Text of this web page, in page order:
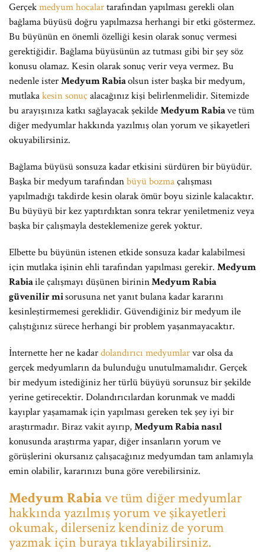
Gerçekmedyum hocalartarafından yapılması gerekli olan
bağlama büyüsü doğru yapılmazsa herhangi bir etki göstermez.
Bu büyünün en önemli özelliği kesin olarak sonuç vermesi
gerektiğidir. Bağlama büyüsünün az tutması gibi bir şey söz
konusu olamaz. Kesin olarak sonuç verir veya vermez. Bu
nedenle isterMedyum Rabiaolsun ister başka bir medyum,
mutlakakesin sonuçalacağınız kişi belirlenmelidir. Sitemizde
bu arayışınıza katkı sağlayacak şekildeMedyum Rabiave tüm
diğer medyumlar hakkında yazılmış olan yorum ve şikayetleri
okuyabilirsiniz.
Bağlama büyüsü sonsuza kadar etkisini sürdüren bir büyüdür.
Başka bir medyum tarafındanbüyü bozmaçalışması
yapılmadığı takdirde kesin olarak ömür boyu sizinle kalacaktır.
Bu büyüyü bir kez yaptırdıktan sonra tekrar yeniletmeniz veya
başka bir çalışmayla desteklemenize gerek yoktur.
Elbette bu büyünün istenen etkide sonsuza kadar kalabilmesi
için mutlaka işinin ehli tarafından yapılması gerekir. Medyum
Rabiaile çalışmayı düşünen birininMedyum Rabia
güvenilir misorusuna net yanıt bulana kadar kararını
kesinleştirmemesi gereklidir. Güvendiğiniz bir medyum ile
çalıştığınız sürece herhangi bir problem yaşanmayacaktır.
İnternette her ne kadardolandırıcı medyumlarvar olsa da
gerçek medyumların da bulunduğu unutulmamalıdır. Gerçek
bir medyum istediğiniz her türlü büyüyü sorunsuz bir şekilde
yerine getirecektir. Dolandırıcılardan korunmak ve maddi
kayıplar yaşamamak için yapılması gereken tek şey iyi bir
araştırmadır. Biraz vakit ayırıp,Medyum Rabia nasıl
konusunda araştırma yapar, diğer insanların yorum ve
görüşlerini okursanız çalışacağınız medyumdan tam anlamıyla
emin olabilir, kararınızı buna göre verebilirsiniz.
Medyum Rabiave tüm diğer medyumlar
hakkında yazılmış yorum ve şikayetleri
okumak, dilerseniz kendiniz de yorum
yazmak için buraya tıklayabilirsiniz.